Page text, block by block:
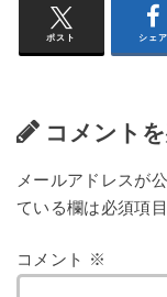
ポスト シェア
コメント
メールアドレスが
ている欄は必須項
コメント ※